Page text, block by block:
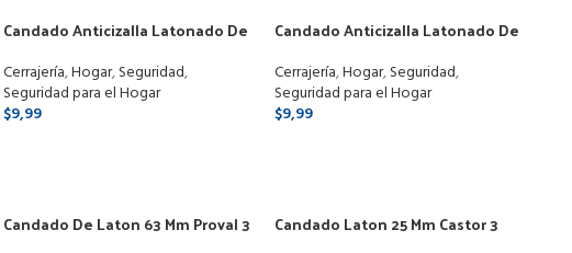
Candado Anticizalla Latonado De
Cerrajería,Hogar,Seguridad,
Seguridad para el Hogar
$9,99
Candado Anticizalla Latonado De
Cerrajería,Hogar,Seguridad,
Seguridad para el Hogar
$9,99
Candado De Laton 63 Mm Proval 3 Candado Laton 25 Mm Castor 3